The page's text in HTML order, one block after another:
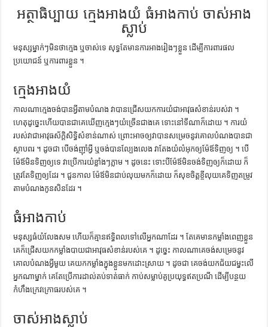
អត្ថាធិប្បាយ ក្មេងអាងយំ ធំអាងកាប់ ចាស់អាង
ស្លាប់
មនុស្ស​ម្នាក់ៗ​មិន​ថា​ក្មេង ឬ​ចាស់​ទេ សុទ្ធ​តែ​មាន​ការ​អាង​រៀងៗ​ខ្លួន ដើម្បី​ការពារ​ផល​
ប្រយោជន៍ ឬ​ការពារ​ខ្លួន ។
ក្មេងអាងយំ
កាលណា​ក្មេង​ចង់​បាន​អ្វី​តាម​បំណង វា​បាន​ជ្រើស​យក​ការ​យំ​ជា​អាវុធ​សំខាន់​របស់​វា ។
ហេតុ​ដូច្នេះ​ហើយ​បាន​ជា​គេ​ឃើញ​ក្មេងៗ​យំ​ច្រើន​ជាង​គេ ទោះ​នៅ​ទីណា​ក៏​ដោយ ។ ការ​យំ​
របស់​វា​ជា​អាវុធ​ស័ក្តិសិទ្ធិ​សំខាន់​ណាស់ ព្រោះ​អាច​ឲ្យ​វា​បាន​សម្រេច​នូវ​គោល​បំណង​បាន​ជា​
ស្ថាបពរ ។ ដូចជា បើ​ចង់​ញ៉ាំ​អ្វី ឬ​ចង់​បាន​ល្បែង​លេង វា​តែង​យំ​លំអុក​ឲ្យ​ម៉ែឪ​ទិញ​ឲ្យ ។ បើ​
ម៉ែឪ​មិន​ទិញ​ឲ្យ​ទេ វា​ប្រើ​ការ​យំ​ខ្លាំងៗ​ភ្លាម ។ ដូចនេះ​ ទោះបី​ម៉ែឪ​មិន​ចង់​ទិញ​ឲ្យ​ក៏​ដោយ ក៏​
ត្រូវ​តែ​ទិញ​ឲ្យ​ដែរ ។ ជួនកាល ម៉ែឪ​មិន​ជាប់​លុយ​មក​ក៏​ដោយ ក៏​សុខ​ចិត្ត​ខ្ចី​លុយ​គេ​ទិញ​តម្រូវ​
តាម​បំណង​កូន​សិន​ដែរ ។
ធំអាងកាប់
មនុស្ស​ធំ​យំ​លែង​សម ហើយ​ក៏​គ្មាន​ឥទ្ធិពល​ទៅ​លើ​អ្នក​ណា​ដែរ ។ តែ​គេ​មាន​កម្លាំង​ពេញ​ខ្លួន
គេ​ក៏​ជ្រើស​យក​កម្លាំង​បាយ​ជា​អាវុធ​សំខាន់​របស់​គេ ។ ដូច្នេះ កាលណា​គេ​ចង់​សម្រេច​នូវ​
គោល​បំណង​អ្វី​មួយ គេ​យក​កម្លាំង​ក្នុង​ខ្លួន​មក​ដោះស្រាយ ។ ដូចជា គេ​ចង់​យក​ជ័យជម្នះ​លើ​
អ្នក​ណា​ម្នាក់ គេ​តែ​ប្រើ​ការ​ដាល់​តប់​ទាត់​ធាក់ កាប់​សម្លាប់​គូ​ប្រយុទ្ធ​ឥត​ប្រណី ដើម្បី​បន្ថយ​
កំហឹង​ក្រេវក្រោធ​របស់​គេ ។
ចាស់អាងស្លាប់